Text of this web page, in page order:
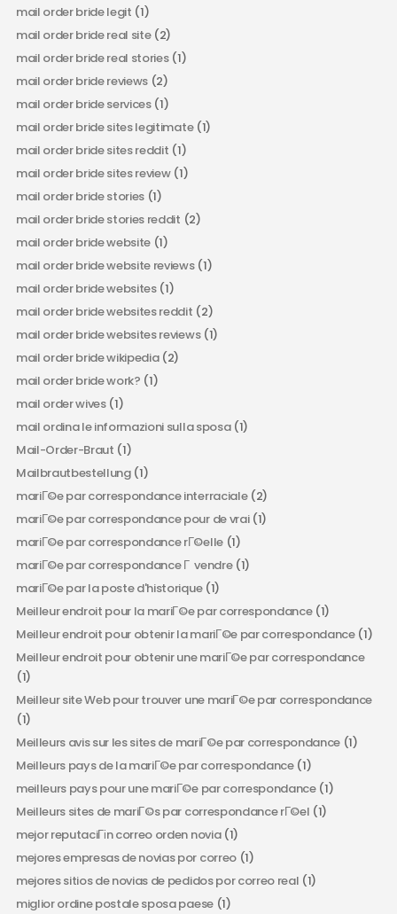
mail order bride legit (1)
mail order bride real site(2)
mail order bride real stories(1)
mail order bride reviews (2)
mail order bride services(1)
mail order bride sites legitimate(1)
mail order bride sites reddit (1)
mail order bride sites review(1)
mail order bride stories (1)
mail order bride stories reddit (2)
mail order bride website (1)
mail order bride website reviews(1)
mail order bride websites(1)
mail order bride websites reddit (2)
mail order bride websites reviews(1)
mail order bride wikipedia(2)
mail order bride work? (1)
mail order wives(1)
mail ordina le informazioni sulla sposa(1)
Mail-Order-Braut (1)
Mailbrautbestellung(1)
mariГ©e par correspondance interraciale(2)
mariГ©e par correspondance pour de vrai(1)
mariГ©e par correspondance rГ©elle(1)
mariГ©e par correspondance Г vendre(1)
mariГ©e par la poste d'historique(1)
Meilleur endroit pour la mariГ©e par correspondance(1)
Meilleur endroit pour obtenir la mariГ©e par correspondance(1)
Meilleur endroit pour obtenir une mariГ©e par correspondance
(1)
Meilleur site Web pour trouver une mariГ©e par correspondance
(1)
Meilleurs avis sur les sites de mariГ©e par correspondance (1)
Meilleurs pays de la mariГ©e par correspondance(1)
meilleurs pays pour une mariГ©e par correspondance(1)
Meilleurs sites de mariГ©s par correspondance rГ©el (1)
mejor reputaciГіn correo orden novia(1)
mejores empresas de novias por correo(1)
mejores sitios de novias de pedidos por correo real (1)
miglior ordine postale sposa paese(1)